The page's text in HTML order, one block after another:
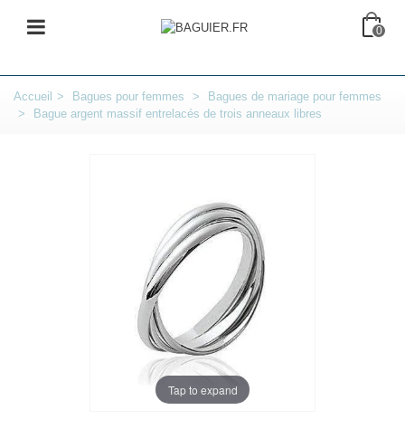
0
Accueil > Bagues pour femmes >
Bagues de mariage pour femmes
>
Bague argent massif entrelacés de trois anneaux libres
Tap to expand